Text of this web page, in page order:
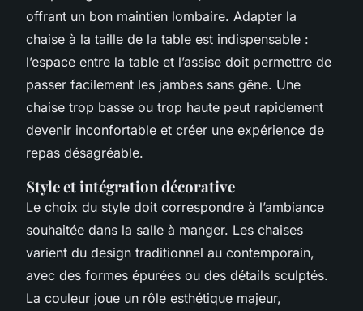
offrant un bon maintien lombaire. Adapter la
chaise à la taille de la table est indispensable :
l’espace entre la table et l’assise doit permettre de
passer facilement les jambes sans gêne. Une
chaise trop basse ou trop haute peut rapidement
devenir inconfortable et créer une expérience de
repas désagréable.
Style et intégration décorative
Le choix du style doit correspondre à l’ambiance
souhaitée dans la salle à manger. Les chaises
varient du design traditionnel au contemporain,
avec des formes épurées ou des détails sculptés.
La couleur joue un rôle esthétique majeur,